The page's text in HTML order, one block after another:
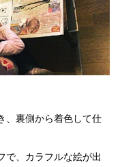
、裏側から着色して仕
で、カラフルな絵が出